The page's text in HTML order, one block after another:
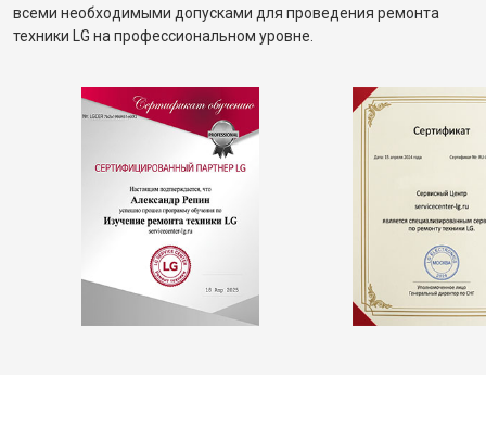
всеми необходимыми допусками для проведения ремонта
техники LG на профессиональном уровне.